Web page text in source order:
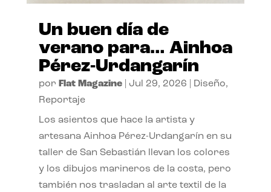
Un buen día de
verano para… Ainhoa
Pérez-Urdangarín
por Flat Magazine| Jul 29, 2026 Diseño,
Reportaje
Los asientos que hace la artista y
artesana Ainhoa Pérez-Urdangarín en su
taller de San Sebastián llevan los colores
y los dibujos marineros de la costa, pero
también nos trasladan al arte textil de la